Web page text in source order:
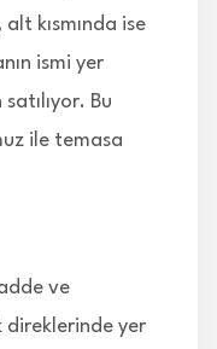
alt kısmında ise
ismi yer
Bu
ile temasa
ve
direklerinde yer